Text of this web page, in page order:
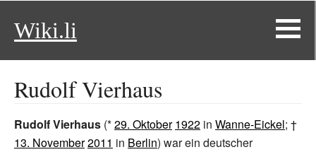
Wiki.li
Rudolf Vierhaus
Rudolf Vierhaus (*29. Oktober 1922 in Wanne-Eickel; †
13. November2011 in Berlin) war ein deutscher